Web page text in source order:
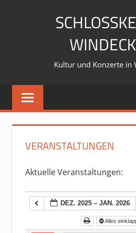
Kultur und Konzerte in
VERANSTALTUNGEN
Aktuelle Veranstaltungen:
DEZ. 2025 – JAN. 2026
Alles